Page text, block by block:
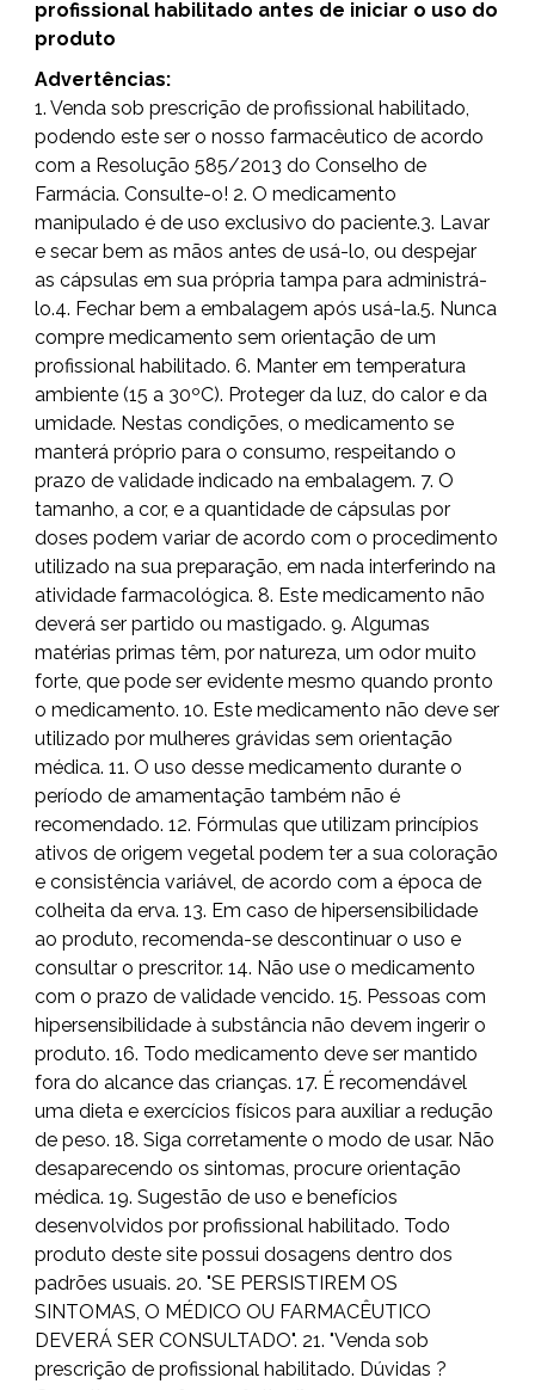
profissional habilitado antes de iniciar o uso do
produto
Advertências:
1. Venda sob prescrição de profissional habilitado,
podendo este ser o nosso farmacêutico de acordo
com a Resolução 585/2013 do Conselho de
Farmácia. Consulte-o! 2. O medicamento
manipulado é de uso exclusivo do paciente.3. Lavar
e secar bem as mãos antes de usá-lo, ou despejar
as cápsulas em sua própria tampa para administrá-
lo.4. Fechar bem a embalagem após usá-la.5. Nunca
compre medicamento sem orientação de um
profissional habilitado. 6. Manter em temperatura
ambiente (15 a 30ºC). Proteger da luz, do calor e da
umidade. Nestas condições, o medicamento se
manterá próprio para o consumo, respeitando o
prazo de validade indicado na embalagem. 7. O
tamanho, a cor, e a quantidade de cápsulas por
doses podem variar de acordo com o procedimento
utilizado na sua preparação, em nada interferindo na
atividade farmacológica. 8. Este medicamento não
deverá ser partido ou mastigado. 9. Algumas
matérias primas têm, por natureza, um odor muito
forte, que pode ser evidente mesmo quando pronto
o medicamento. 10. Este medicamento não deve ser
utilizado por mulheres grávidas sem orientação
médica. 11. O uso desse medicamento durante o
período de amamentação também não é
recomendado. 12. Fórmulas que utilizam princípios
ativos de origem vegetal podem ter a sua coloração
e consistência variável, de acordo com a época de
colheita da erva. 13. Em caso de hipersensibilidade
ao produto, recomenda-se descontinuar o uso e
consultar o prescritor. 14. Não use o medicamento
com o prazo de validade vencido. 15. Pessoas com
hipersensibilidade à substância não devem ingerir o
produto. 16. Todo medicamento deve ser mantido
fora do alcance das crianças. 17. É recomendável
uma dieta e exercícios físicos para auxiliar a redução
de peso. 18. Siga corretamente o modo de usar. Não
desaparecendo os sintomas, procure orientação
médica. 19. Sugestão de uso e benefícios
desenvolvidos por profissional habilitado. Todo
produto deste site possui dosagens dentro dos
padrões usuais. 20. "SE PERSISTIREM OS
SINTOMAS, O MÉDICO OU FARMACÊUTICO
DEVERÁ SER CONSULTADO". 21. "Venda sob
prescrição de profissional habilitado. Dúvidas ?